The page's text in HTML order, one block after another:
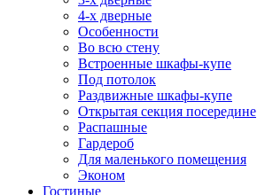
4-х дверные
Особенности
Во всю стену
Встроенные шкафы-купе
Под потолок
Раздвижные шкафы-купе
Открытая секция посередине
Распашные
Гардероб
Для маленького помещения
Эконом
Гостиные